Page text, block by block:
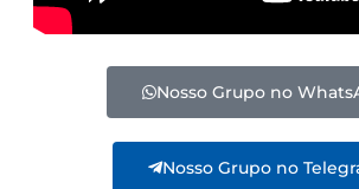
Nosso Grupo no
Nosso Grupo no